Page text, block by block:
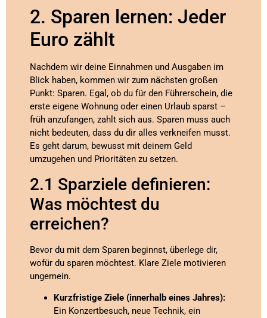
2. Sparen lernen: Jeder
Euro zählt
Nachdem wir deine Einnahmen und Ausgaben im
Blick haben, kommen wir zum nächsten großen
Punkt: Sparen. Egal, ob du für den Führerschein, die
erste eigene Wohnung oder einen Urlaub sparst –
früh anzufangen, zahlt sich aus. Sparen muss auch
nicht bedeuten, dass du dir alles verkneifen musst.
Es geht darum, bewusst mit deinem Geld
umzugehen und Prioritäten zu setzen.
2.1 Sparziele definieren:
Was möchtest du
erreichen?
Bevor du mit dem Sparen beginnst, überlege dir,
wofür du sparen möchtest. Klare Ziele motivieren
ungemein.
Kurzfristige Ziele (innerhalb eines Jahres):
Ein Konzertbesuch, neue Technik, ein